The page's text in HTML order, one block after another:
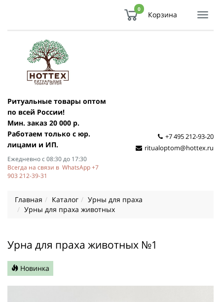
0
Корзина
Ритуальные товары оптом
по всей России!
Мин. заказ 20 000 р.
Работаем только с юр.
лицами и ИП.
Ежедневно с 08:30 до 17:30
Всегда на связи в WhatsApp +7
903 212-39-31
+7 495 212-93-20
ritualoptom@hottex.ru
Главная Каталог
Урны для праха
Урны для праха животных
Урна для праха животных №1
Новинка